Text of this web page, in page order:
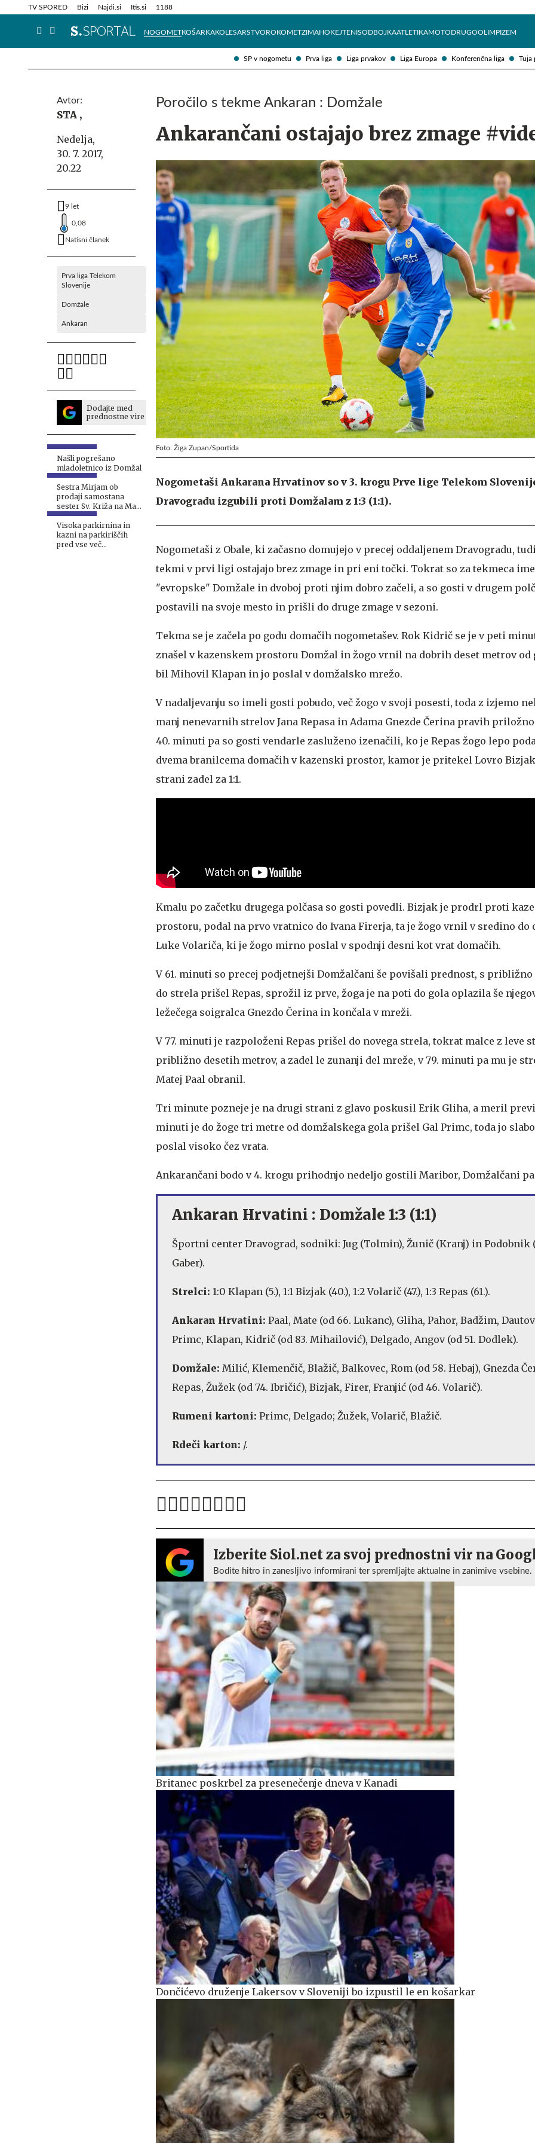
SP v nogometu Prva liga Liga prvakov Liga Europa Konferenčna liga Tuja
TV SPORED Bizi Najdi.si Itis.si 1188
NOGOMETKOŠARKAKOLESARSTVOROKOMETZIMAHOKEJTENISODBOJKAATLETIKAMOTODRUGOOLIMPIZEM
Info in obvestila Tehnik
Avtor:
STA ,
Nedelja,
30. 7. 2017,
20.22
9 let
0,08
Natisni članek
Prva liga Telekom
Slovenije
Domžale
Ankaran
Dodajte med
prednostne vire
Našli pogrešano
mladoletnico iz Domžal
Sestra Mirjam ob
prodaji samostana
sester Sv. Križa na Mali
Loki: Tudi pri levi vladi
se da sodelovati s
Cerkvijo #foto #video
Visoka parkirnina in
kazni na parkiriščih
pred vse več
Poročilo s tekme Ankaran : Domžale
Ankarančani ostajajo brez zmage
Foto: Žiga Zupan/Sportida
Nogometaši Ankarana Hrvatinov so v 3. krogu Prve lige Telekom
Dravogradu izgubili proti Domžalam z 1:3 (1:1).
Nogometaši z Obale, ki začasno domujejo v precej oddaljenem Dravogradu,
tekmi v prvi ligi ostajajo brez zmage in pri eni točki. Tokrat so za tekmeca
"evropske" Domžale in dvoboj proti njim dobro začeli, a so gosti v drugem
postavili na svoje mesto in prišli do druge zmage v sezoni.
Tekma se je začela po godu domačih nogometašev. Rok Kidrič se je v peti
znašel v kazenskem prostoru Domžal in žogo vrnil na dobrih deset metrov od
bil Mihovil Klapan in jo poslal v domžalsko mrežo.
V nadaljevanju so imeli gosti pobudo, več žogo v svoji posesti, toda z izjemo
manj nenevarnih strelov Jana Repasa in Adama Gnezde Čerina pravih
40. minuti pa so gosti vendarle zasluženo izenačili, ko je Repas žogo lepo
dvema branilcema domačih v kazenski prostor, kamor je pritekel Lovro
strani zadel za 1:1.
Kmalu po začetku drugega polčasa so gosti povedli. Bizjak je prodrl proti
prostoru, podal na prvo vratnico do Ivana Firerja, ta je žogo vrnil v sredino do
Luke Volariča, ki je žogo mirno poslal v spodnji desni kot vrat domačih.
V 61. minuti so precej podjetnejši Domžalčani še povišali prednost, s približno
do strela prišel Repas, sprožil iz prve, žoga je na poti do gola oplazila še
ležečega soigralca Gnezdo Čerina in končala v mreži.
V 77. minuti je razpoloženi Repas prišel do novega strela, tokrat malce z leve
približno desetih metrov, a zadel le zunanji del mreže, v 79. minuti pa mu je
Matej Paal obranil.
Tri minute pozneje je na drugi strani z glavo poskusil Erik Gliha, a meril
minuti je do žoge tri metre od domžalskega gola prišel Gal Primc, toda jo
poslal visoko čez vrata.
Ankarančani bodo v 4. krogu prihodnjo nedeljo gostili Maribor, Domžalčani
Ankaran Hrvatini : Domžale 1:3 (1:1)
Športni center Dravograd, sodniki: Jug (Tolmin), Žunič (Kranj) in Podobnik
Gaber).
Strelci: 1:0 Klapan (5.), 1:1 Bizjak (40.), 1:2 Volarič (47.), 1:3 Repas (61.).
Ankaran Hrvatini: Paal, Mate (od 66. Lukanc), Gliha, Pahor, Badžim,
Primc, Klapan, Kidrič (od 83. Mihailović), Delgado, Angov (od 51. Dodlek).
Domžale: Milić, Klemenčič, Blažič, Balkovec, Rom (od 58. Hebaj), Gnezda
Repas, Žužek (od 74. Ibričić), Bizjak, Firer, Franjić (od 46. Volarič).
Rumeni kartoni: Primc, Delgado; Žužek, Volarič, Blažič.
Rdeči karton: /.
Izberite Siol.net za svoj prednostni vir na
Bodite hitro in zanesljivo informirani ter spremljajte aktualne in zanimive vsebine.
Britanec poskrbel za presenečenje dneva v Kanadi
Dončićevo druženje Lakersov v Sloveniji bo izpustil le en košarkar